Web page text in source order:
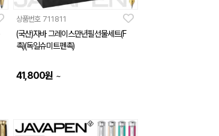
상품번호 711811
(국산)자바 그레이스만년필선물세트(F
촉)(독일슈미트펜촉)
41,800원 ~